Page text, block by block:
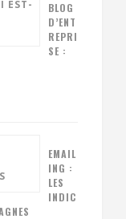
BLOG
D’ENT
REPRI
SE :
EMAIL
ING :
LES
INDIC